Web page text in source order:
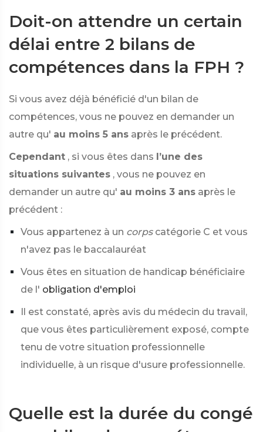
Doit-on attendre un certain
délai entre 2 bilans de
compétences dans la FPH ?
Si vous avez déjà bénéficié d'un bilan de
compétences, vous ne pouvez en demander un
autre qu' au moins 5 ans après le précédent.
Cependant , si vous êtes dans l’une des
situations suivantes , vous ne pouvez en
demander un autre qu' au moins 3 ans après le
précédent :
Vous appartenez à un corps catégorie C et vous
n'avez pas le baccalauréat
Vous êtes en situation de handicap bénéficiaire
de l' obligation d'emploi
Il est constaté, après avis du médecin du travail,
que vous êtes particulièrement exposé, compte
tenu de votre situation professionnelle
individuelle, à un risque d'usure professionnelle.
Quelle est la durée du congé